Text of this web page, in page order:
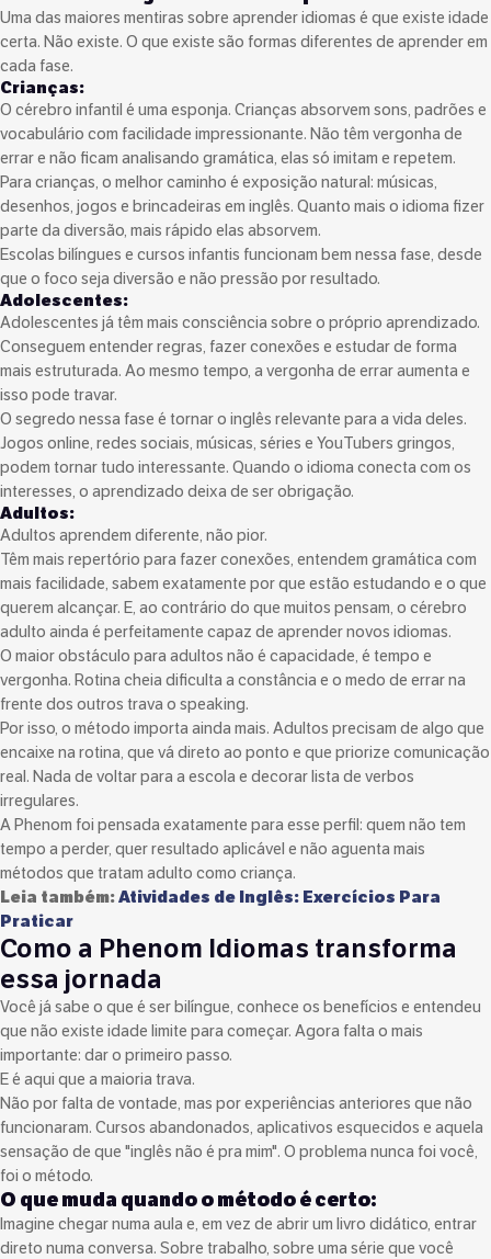
Uma das maiores mentiras sobre aprender idiomas é que existe idade
certa. Não existe. O que existe são formas diferentes de aprender em
cada fase.
Crianças:
O cérebro infantil é uma esponja. Crianças absorvem sons, padrões e
vocabulário com facilidade impressionante. Não têm vergonha de
errar e não ficam analisando gramática, elas só imitam e repetem.
Para crianças, o melhor caminho é exposição natural: músicas,
desenhos, jogos e brincadeiras em inglês. Quanto mais o idioma fizer
parte da diversão, mais rápido elas absorvem.
Escolas bilíngues e cursos infantis funcionam bem nessa fase, desde
que o foco seja diversão e não pressão por resultado.
Adolescentes:
Adolescentes já têm mais consciência sobre o próprio aprendizado.
Conseguem entender regras, fazer conexões e estudar de forma
mais estruturada. Ao mesmo tempo, a vergonha de errar aumenta e
isso pode travar.
O segredo nessa fase é tornar o inglês relevante para a vida deles.
Jogos online, redes sociais, músicas, séries e YouTubers gringos,
podem tornar tudo interessante. Quando o idioma conecta com os
interesses, o aprendizado deixa de ser obrigação.
Adultos:
Adultos aprendem diferente, não pior.
Têm mais repertório para fazer conexões, entendem gramática com
mais facilidade, sabem exatamente por que estão estudando e o que
querem alcançar. E, ao contrário do que muitos pensam, o cérebro
adulto ainda é perfeitamente capaz de aprender novos idiomas.
O maior obstáculo para adultos não é capacidade, é tempo e
vergonha. Rotina cheia dificulta a constância e o medo de errar na
frente dos outros trava o speaking.
Por isso, o método importa ainda mais. Adultos precisam de algo que
encaixe na rotina, que vá direto ao ponto e que priorize comunicação
real. Nada de voltar para a escola e decorar lista de verbos
irregulares.
A Phenom foi pensada exatamente para esse perfil: quem não tem
tempo a perder, quer resultado aplicável e não aguenta mais
métodos que tratam adulto como criança.
Leia também:Atividades de Inglês: Exercícios Para
Praticar
Como a Phenom Idiomas transforma
essa jornada
Você já sabe o que é ser bilíngue, conhece os benefícios e entendeu
que não existe idade limite para começar. Agora falta o mais
importante: dar o primeiro passo.
E é aqui que a maioria trava.
Não por falta de vontade, mas por experiências anteriores que não
funcionaram. Cursos abandonados, aplicativos esquecidos e aquela
sensação de que "inglês não é pra mim". O problema nunca foi você,
foi o método.
O que muda quando o método é certo:
Imagine chegar numa aula e, em vez de abrir um livro didático, entrar
direto numa conversa. Sobre trabalho, sobre uma série que você